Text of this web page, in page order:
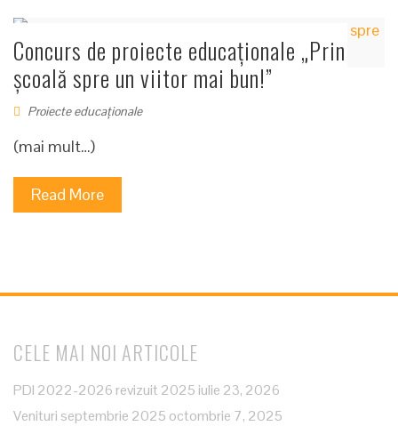
Concurs de proiecte educaționale „Prin
școală spre un viitor mai bun!”
Proiecte educaționale
(mai mult…)
Read More
CELE MAI NOI ARTICOLE
PDI 2022-2026 revizuit 2025 iulie 23, 2026
Venituri septembrie 2025 octombrie 7, 2025